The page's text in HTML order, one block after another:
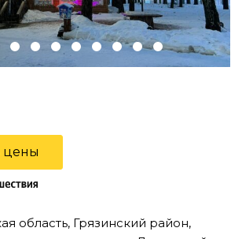
цены
область, Грязинский район,